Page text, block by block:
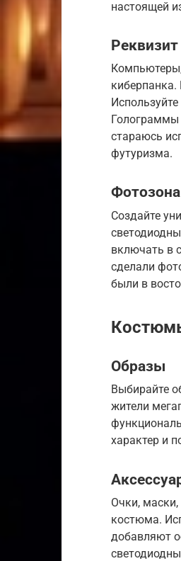
настоящей
Реквизит
Голограммы
стараюсь
футуризма.
Фотозона
Создайте
включать в
сделали
были в
Образы
Выбирайте
жители
характер и
Очки,
костюма.
добавляют